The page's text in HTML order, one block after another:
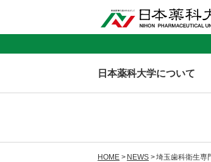
日本薬科大学について
HOME NEWS 埼玉歯科衛生専